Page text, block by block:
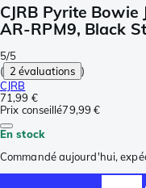
CJRB Pyrite Bowie
AR-RPM9, Black
5/5
( 2 évaluations )
CJRB
71,99 €
Prix conseillé79,99 €
En stock
Commandé aujourd'hui,